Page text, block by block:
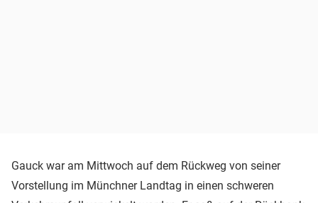
Gauck war am Mittwoch auf dem Rückweg von seiner
Vorstellung im Münchner Landtag in einen schweren